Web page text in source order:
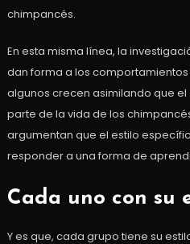
chimpancés.
En esta misma línea, la
dan forma a los
algunos crecen asimilando que
parte de la vida de los
argumentan que el estilo
responder a una forma de
Cada uno con su
Y es que, cada grupo tiene su